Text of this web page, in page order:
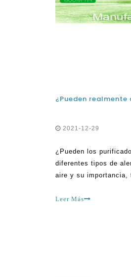
2021-12-29
¿Pueden los
diferentes tipos de
aire y su importancia,
Respondiendo a la
Leer Más